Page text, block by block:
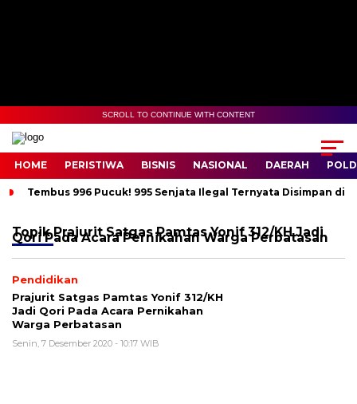
SCROLL TO CONTINUE WITH CONTENT
HOME PERISTIWA BISNIS NASIONAL DAERAH
Tembus 996 Pucuk! 995 Senjata Ilegal Ternyata Disimpan di
TopikPrajurit Satgas Pamtas Yonif 312/KH Jadi
Qori Pada Acara Pernikahan Warga Perbatasan
Pendidikan
Prajurit Satgas Pamtas Yonif 312/KH
Jadi Qori Pada Acara Pernikahan
Warga Perbatasan
Senin, 7 Desember 2020 - 10:17 WIB